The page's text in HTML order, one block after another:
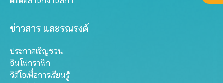
ข่าวสาร และรณรงค์
ประกาศเชิญชวน
อินโฟกราฟิก
วิดีโอเพื่อการเรียนรู้